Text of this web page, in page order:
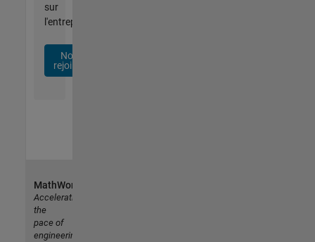
sur
l'entreprise.
Nous
rejoindre
MathWorks
Accelerating
the
pace of
engineering